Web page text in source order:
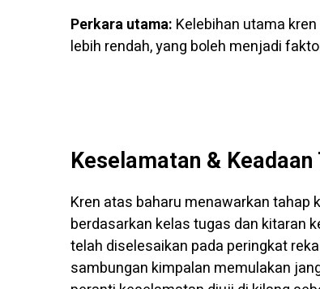
Perkara utama: Kelebihan utama
lebih rendah, yang boleh menjadi
Keselamatan &
Kren atas baharu menawarkan tahap
berdasarkan kelas tugas dan kitaran
telah diselesaikan pada peringkat
sambungan kimpalan memulakan